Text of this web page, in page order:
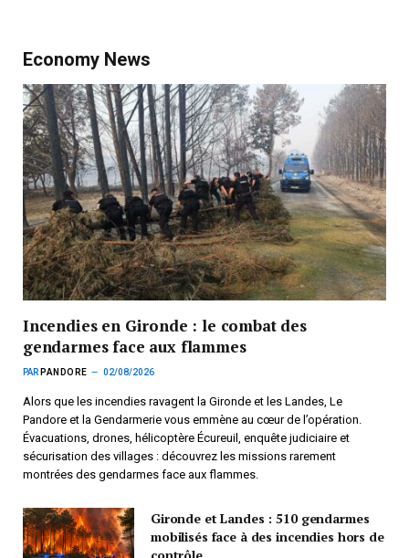
Economy News
Incendies en Gironde : le combat des
gendarmes face aux flammes
PAR PANDORE 02/08/2026
Alors que les incendies ravagent la Gironde et les Landes, Le
Pandore et la Gendarmerie vous emmène au cœur de l’opération.
Évacuations, drones, hélicoptère Écureuil, enquête judiciaire et
sécurisation des villages : découvrez les missions rarement
montrées des gendarmes face aux flammes.
Gironde et Landes : 510 gendarmes
mobilisés face à des incendies hors de
contrôle